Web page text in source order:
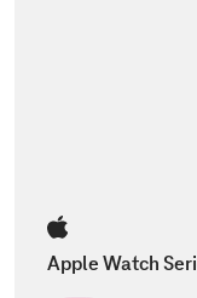
Apple Watch